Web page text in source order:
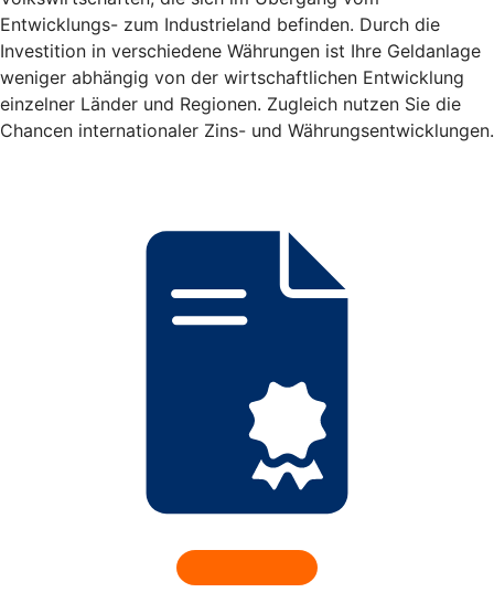
Entwicklungs- zum Industrieland befinden. Durch die
Investition in verschiedene Währungen ist Ihre Geldanlage
weniger abhängig von der wirtschaftlichen Entwicklung
einzelner Länder und Regionen. Zugleich nutzen Sie die
Chancen internationaler Zins- und Währungsentwicklungen.